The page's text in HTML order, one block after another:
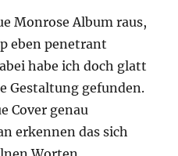
Monrose Album raus,
eben penetrant
habe ich doch glatt
Gestaltung gefunden.
Cover genau
erkennen das sich